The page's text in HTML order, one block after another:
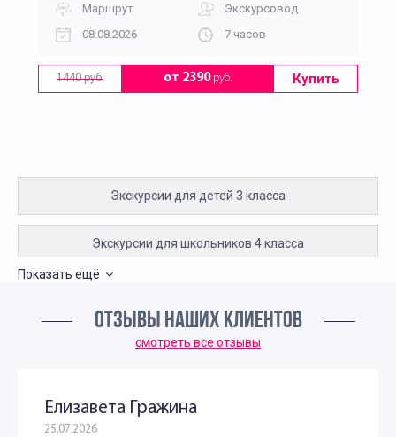
Маршрут
Экскурсовод
08.08.2026
7 часов
1440 руб. от 2390руб. Купить
Экскурсии для детей 3 класса
Экскурсии для школьников 4 класса
Интересные экскурсии для школьников 6 класса в
Экскурсии для школьников 7 класса в Москве
Показать ещё
ОТЗЫВЫ НАШИХ КЛИЕНТОВ
смотреть все отзывы
Елизавета Гражина
25.07.2026